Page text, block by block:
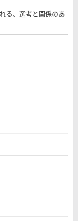
る、選考と関係のあ